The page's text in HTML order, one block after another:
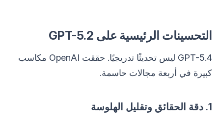
التحسينات الرئيسية على GPT-5.2
GPT-5.4 ليس تحديثًا تدريجيًا. حققت OpenAI مكاسب
كبيرة في أربعة مجالات حاسمة.
1. دقة الحقائق وتقليل الهلوسة